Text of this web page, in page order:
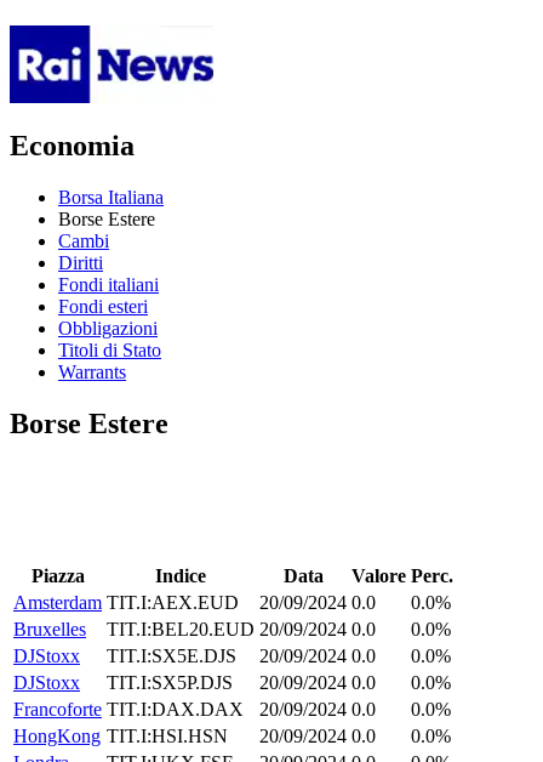
Economia
Borsa Italiana
Borse Estere
Cambi
Diritti
Fondi italiani
Fondi esteri
Obbligazioni
Titoli di Stato
Warrants
Borse Estere
Piazza Indice Data Valore Perc.
Amsterdam TIT.I:AEX.EUD 20/09/2024 0.0
0.0%
Bruxelles
TIT.I:BEL20.EUD 20/09/2024 0.0
0.0%
DJStoxx
TIT.I:SX5E.DJS 20/09/2024 0.0
0.0%
DJStoxx
TIT.I:SX5P.DJS 20/09/2024 0.0
0.0%
Francoforte TIT.I:DAX.DAX 20/09/2024 0.0
0.0%
HongKong TIT.I:HSI.HSN 20/09/2024 0.0
0.0%